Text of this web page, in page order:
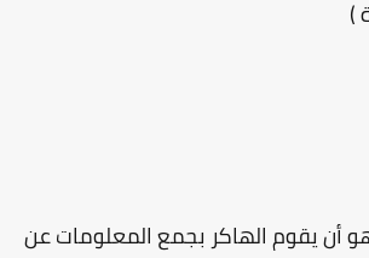
)
أن يقوم الهاكر بجمع المعلومات عن